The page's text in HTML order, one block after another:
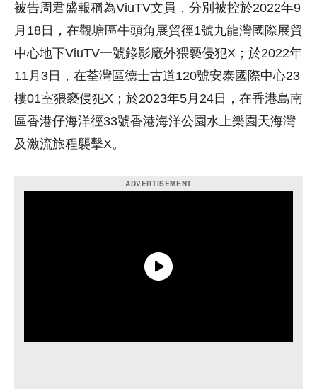
被告周君盛報稱為ViuTV文員，分別被控於2022年9
月18日，在觀塘區牛頭角展貿徑1號九龍灣國際展貿
中心地下ViuTV一號錄影廠外猥褻侵犯X；於2022年
11月3日，在荃灣區德士古道120號安泰國際中心23
樓01室猥褻侵犯X；於2023年5月24日，在香港島南
區香港仔海洋徑33號香港海洋公園水上樂園天海灣
及激流旅程襲擊X。